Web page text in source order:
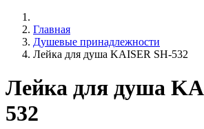
Главная
Душевые принадлежности
Лейка для душа KAISER SH-532
Лейка для душа
532